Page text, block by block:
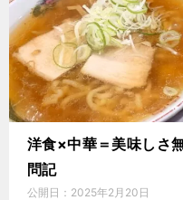
洋食×中華＝美味しさ
問記
公開日： 2025年2月20日